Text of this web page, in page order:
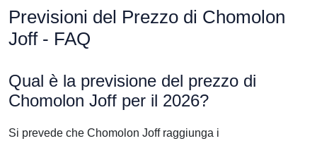
Previsioni del Prezzo di Chomolon
Joff - FAQ
Qual è la previsione del prezzo di
Chomolon Joff per il 2026?
Si prevede che Chomolon Joff raggiunga i